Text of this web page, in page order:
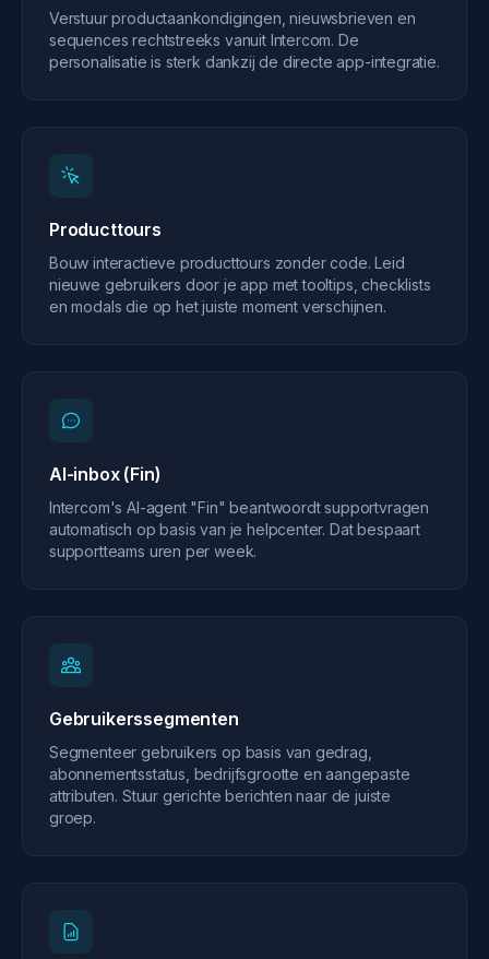
Verstuur productaankondigingen, nieuwsbrieven en
sequences rechtstreeks vanuit Intercom. De
personalisatie is sterk dankzij de directe app-integratie.
Producttours
Bouw interactieve producttours zonder code. Leid
nieuwe gebruikers door je app met tooltips, checklists
en modals die op het juiste moment verschijnen.
AI-inbox (Fin)
Intercom's AI-agent "Fin" beantwoordt supportvragen
automatisch op basis van je helpcenter. Dat bespaart
supportteams uren per week.
Gebruikerssegmenten
Segmenteer gebruikers op basis van gedrag,
abonnementsstatus, bedrijfsgrootte en aangepaste
attributen. Stuur gerichte berichten naar de juiste
groep.